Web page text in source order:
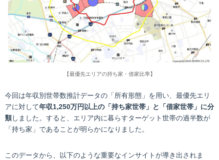
【最優先エリアの持ち家・借家比率】
今回は年収別世帯数推計データの「所有形態」を用い、最優先エリ
アに対して年収1,250万円以上の「持ち家世帯」と「借家世帯」に分
類しました。すると、エリア内に暮らすターゲット世帯の過半数が
「持ち家」であることが明らかになりました。
このデータから、以下のような重要なインサイトが導き出されま